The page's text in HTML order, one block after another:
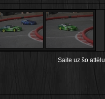
Saite uz šo attēlu